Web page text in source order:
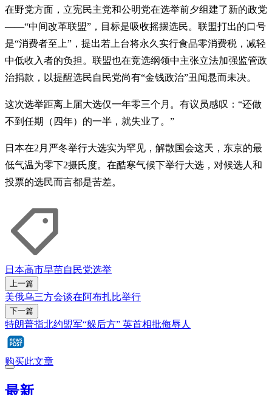
在野党方面，立宪民主党和公明党在选举前夕组建了新的政党
——“中间改革联盟”，目标是吸收摇摆选民。联盟打出的口号
是“消费者至上”，提出若上台将永久实行食品零消费税，减轻
中低收入者的负担。联盟也在竞选纲领中主张立法加强监管政
治捐款，以提醒选民自民党尚有“金钱政治”丑闻悬而未决。
这次选举距离上届大选仅一年零三个月。有议员感叹：“还做
不到任期（四年）的一半，就失业了。”
日本在2月严冬举行大选实为罕见，解散国会这天，东京的最
低气温为零下2摄氏度。在酷寒气候下举行大选，对候选人和
投票的选民而言都是苦差。
日本高市早苗自民党选举
上一篇
美俄乌三方会谈在阿布扎比举行
下一篇
特朗普指北约盟军“躲后方” 英首相批侮辱人
购买此文章
最新